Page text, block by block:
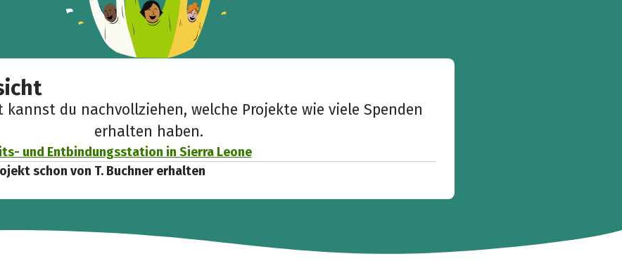
kannst du nachvollziehen, welche Projekte wie viele Spenden
erhalten haben.
und Entbindungsstation in Sierra Leone
schon von T. Buchner erhalten